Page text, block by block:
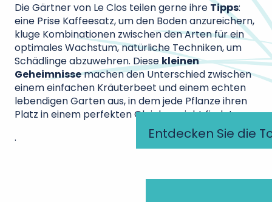
Entdecken Sie die
Die Gärtner von Le Clos teilen gerne ihre Tipps:
eine Prise Kaffeesatz, um den Boden anzureichern,
kluge Kombinationen zwischen den Arten für ein
optimales Wachstum, natürliche Techniken, um
Schädlinge abzuwehren. Diesekleinen
Geheimnissemachen den Unterschied zwischen
einem einfachen Kräuterbeet und einem echten
lebendigen Garten aus, in dem jede Pflanze ihren
Platz in einem perfekten Gleichgewicht findet.
.